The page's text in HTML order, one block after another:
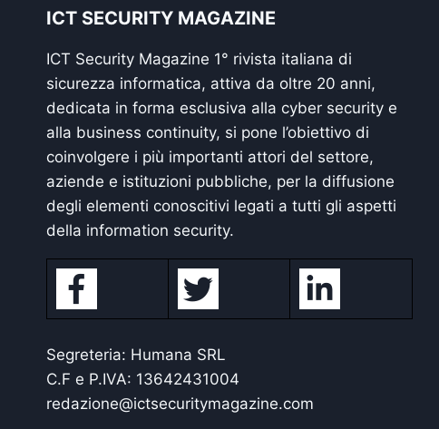
ICT SECURITY MAGAZINE
ICT Security Magazine 1° rivista italiana di
sicurezza informatica, attiva da oltre 20 anni,
dedicata in forma esclusiva alla cyber security e
alla business continuity, si pone l’obiettivo di
coinvolgere i più importanti attori del settore,
aziende e istituzioni pubbliche, per la diffusione
degli elementi conoscitivi legati a tutti gli aspetti
della information security.
Segreteria: Humana SRL
C.F e P.IVA: 13642431004
redazione@ictsecuritymagazine.com